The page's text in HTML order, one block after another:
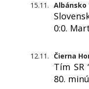
15.11. Albánsko
0:0.
12.11. Čierna
Tím SR
80.